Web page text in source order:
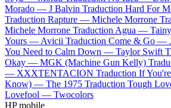
Morado — J Balvin Traduction Hard For
Traduction Rapture — Michele Morrone
Michele Morrone Traduction Agua — Tainy
Yours — Avicii Traduction Come & Go —
You Need to Calm Down — Taylor Swift
Okay — MGK (Machine Gun Kelly)
— XXXTENTACION Traduction If
Know) — The 1975 Traduction Tough
Lovefool — Twocolors
HP mobile